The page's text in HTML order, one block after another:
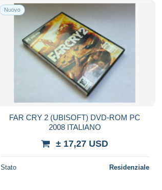
Nuovo
FAR CRY 2 (UBISOFT) DVD-ROM PC
2008 ITALIANO
± 17,27 USD
Stato Residenziale